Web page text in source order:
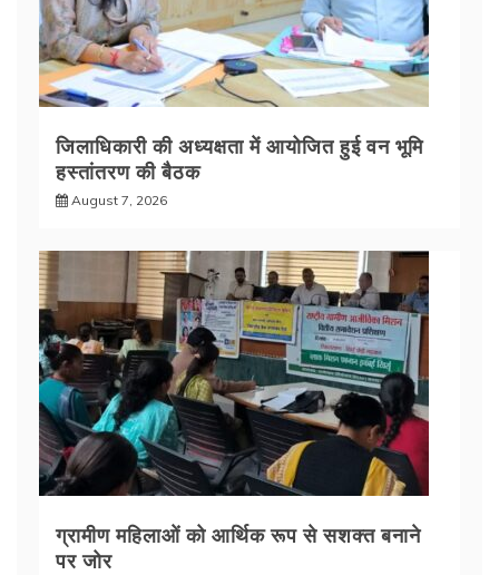
जिलाधिकारी की अध्यक्षता में आयोजित हुई वन भूमि
हस्तांतरण की बैठक
August 7, 2026
ग्रामीण महिलाओं को आर्थिक रूप से सशक्त बनाने
पर जोर